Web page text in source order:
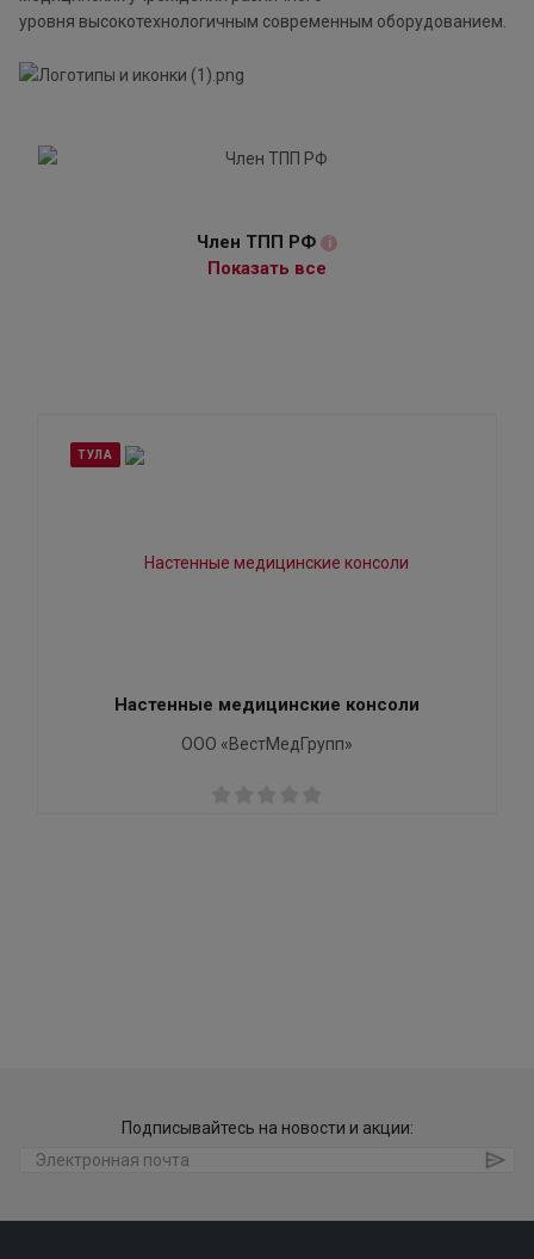
уровня высокотехнологичным современным оборудованием.
Член ТПП РФ i
Показать все
ТУЛА
Настенные медицинские консоли
ООО «ВестМедГрупп»
Подписывайтесь на новости и акции: